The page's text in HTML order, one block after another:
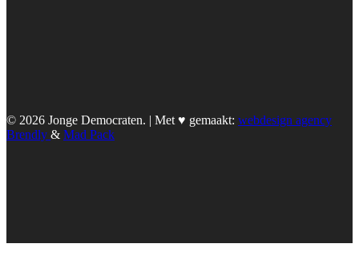
© 2026 Jonge Democraten. | Met ♥︎ gemaakt: webdesign agency
Brendly & Mad Pack